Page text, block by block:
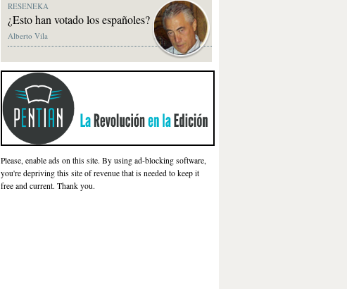
RESENEKA
¿Esto han votado los españoles?
Alberto Vila
Please, enable ads on this site. By using ad-blocking software,
you're depriving this site of revenue that is needed to keep it
free and current. Thank you.